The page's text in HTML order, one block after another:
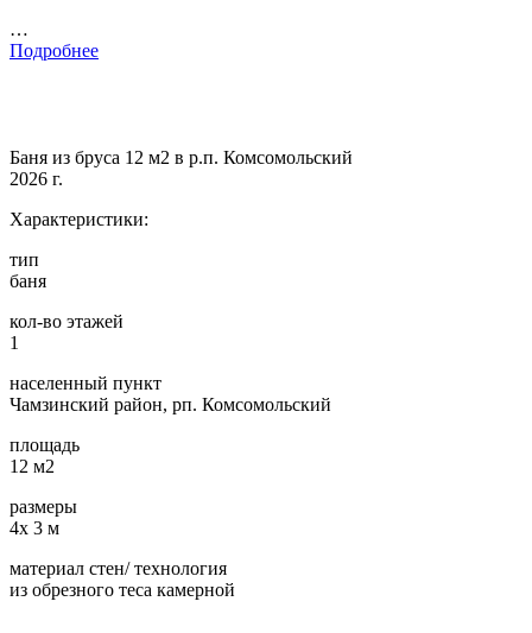
…
Подробнее
Баня из бруса 12 м2 в р.п. Комсомольский
2026 г.
Характеристики:
тип
баня
кол-во этажей
1
населенный пункт
Чамзинский район, рп. Комсомольский
площадь
12 м2
размеры
4х 3 м
материал стен/ технология
из обрезного теса камерной